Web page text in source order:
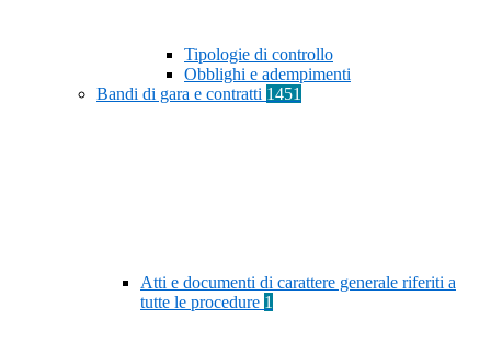
Tipologie di controllo
Obblighi e adempimenti
Bandi di gara e contratti 1451
Atti e documenti di carattere generale riferiti a
tutte le procedure 1